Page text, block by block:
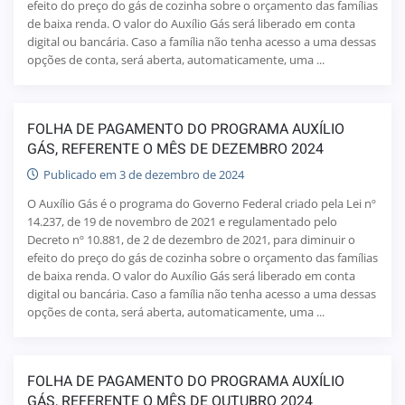
efeito do preço do gás de cozinha sobre o orçamento das famílias
de baixa renda. O valor do Auxílio Gás será liberado em conta
digital ou bancária. Caso a família não tenha acesso a uma dessas
opções de conta, será aberta, automaticamente, uma ...
FOLHA DE PAGAMENTO DO PROGRAMA AUXÍLIO
GÁS, REFERENTE O MÊS DE DEZEMBRO 2024
Publicado em 3 de dezembro de 2024
O Auxílio Gás é o programa do Governo Federal criado pela Lei nº
14.237, de 19 de novembro de 2021 e regulamentado pelo
Decreto nº 10.881, de 2 de dezembro de 2021, para diminuir o
efeito do preço do gás de cozinha sobre o orçamento das famílias
de baixa renda. O valor do Auxílio Gás será liberado em conta
digital ou bancária. Caso a família não tenha acesso a uma dessas
opções de conta, será aberta, automaticamente, uma ...
FOLHA DE PAGAMENTO DO PROGRAMA AUXÍLIO